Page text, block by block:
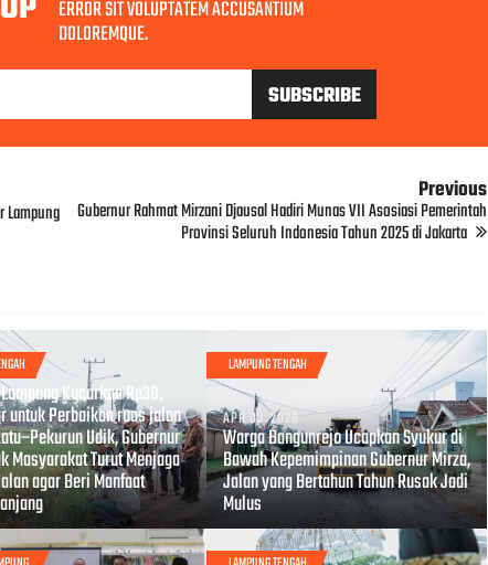
ERROR SIT VOLUPTATEM ACCUSANTIUM
DOLOREMQUE.
Lampung
Previous
Gubernur Rahmat Mirzani Djausal Hadiri Munas VII Asosiasi Pemerintah
Provinsi Seluruh Indonesia Tahun 2025 di Jakarta
Kucurkan Rp38,
untuk Perbaikan ruas jalan
Udik, Gubernur
Masyarakat Turut Menjaga
agar Beri Manfaat
LAMPUNG TENGAH
APR 03, 2026
Warga Bangunrejo Ucapkan Syukur di
Bawah Kepemimpinan Gubernur Mirza,
Jalan yang Bertahun Tahun Rusak Jadi
Mulus